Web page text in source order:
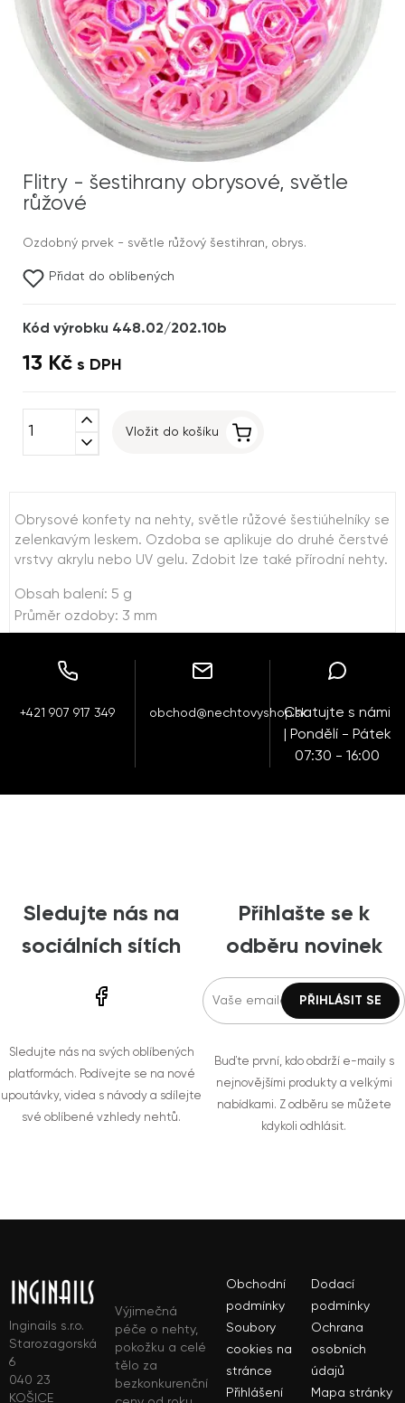
Flitry - šestihrany obrysové, světle
růžové
Ozdobný prvek - světle růžový šestihran, obrys.
Přidat do oblíbených
Kód výrobku 448.02/202.10b
13 Kč s DPH
expand_less
expand_more
Vložit do košíku
Obrysové konfety na nehty, světle růžové šestiúhelníky se
zelenkavým leskem. Ozdoba se aplikuje do druhé čerstvé
vrstvy akrylu nebo UV gelu. Zdobit lze také přírodní nehty.
Obsah balení: 5 g
Průměr ozdoby: 3 mm
+421 907 917 349 obchod@nechtovyshop.skChatujte s námi
| Pondělí - Pátek
07:30 - 16:00
Sledujte nás na
sociálních sítích
Sledujte nás na svých oblíbených
platformách. Podívejte se na nové
upoutávky, videa s návody a sdílejte
své oblíbené vzhledy nehtů.
Přihlašte se k
odběru novinek
Buďte první, kdo obdrží e-maily s
nejnovějšími produkty a velkými
nabídkami. Z odběru se můžete
kdykoli odhlásit.
Inginails s.r.o.
Starozagorská
6
040 23
KOŠICE
Výjimečná
péče o nehty,
pokožku a celé
tělo za
bezkonkurenční
Obchodní
podmínky
Dodací
podmínky
Soubory
cookies na
stránce
Ochrana
osobních
údajů
Přihlášení
Mapa stránky